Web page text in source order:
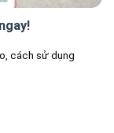
cách sử dụng